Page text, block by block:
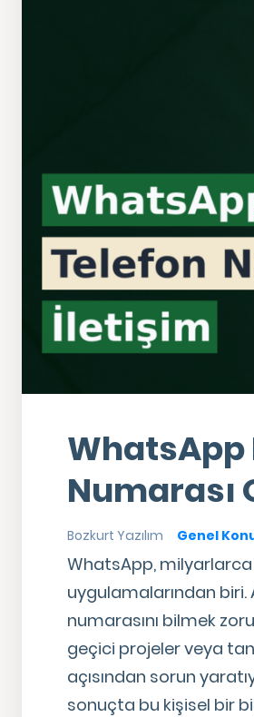
WhatsApp
Numarası
Bozkurt Yazılım Genel
WhatsApp, milyarlarca
uygulamalarından
numarasını bilmek
geçici projeler veya
açısından sorun
sonuçta bu kişisel bir